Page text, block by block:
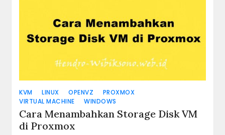
KVM LINUX OPENVZ
PROXMOX
VIRTUAL MACHINE
WINDOWS
Cara Menambahkan Storage Disk VM
di Proxmox